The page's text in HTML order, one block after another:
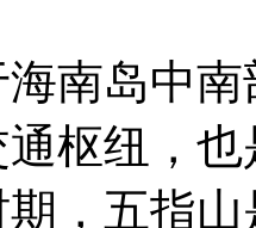
南岛中
枢纽，
，五指